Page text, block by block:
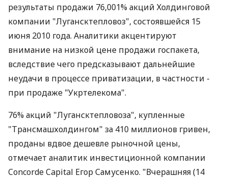
результаты продажи 76,001% акций Холдинговой
компании "Лугансктепловоз", состоявшейся 15
июня 2010 года. Аналитики акцентируют
внимание на низкой цене продажи госпакета,
вследствие чего предсказывают дальнейшие
неудачи в процессе приватизации, в частности -
при продаже "Укртелекома".
76% акций "Лугансктепловоза", купленные
"Трансмашхолдингом" за 410 миллионов гривен,
проданы вдвое дешевле рыночной цены,
отмечает аналитик инвестиционной компании
Concorde Capital Егор Самусенко. "Вчерашняя (14